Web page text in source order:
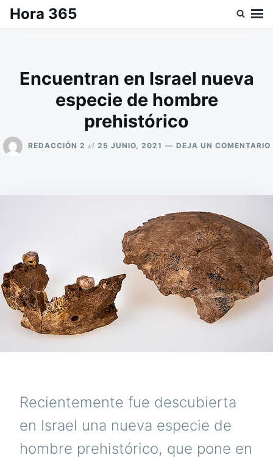
SaltarBuscar:
Hora 365
Encuentran en Israel nueva
especie de hombre
prehistórico
REDACCIÓN 2 el 25 JUNIO, 2021 DEJA UN COMENTARIO
Recientemente fue descubierta
en Israel una nueva especie de
hombre prehistórico, que pone en